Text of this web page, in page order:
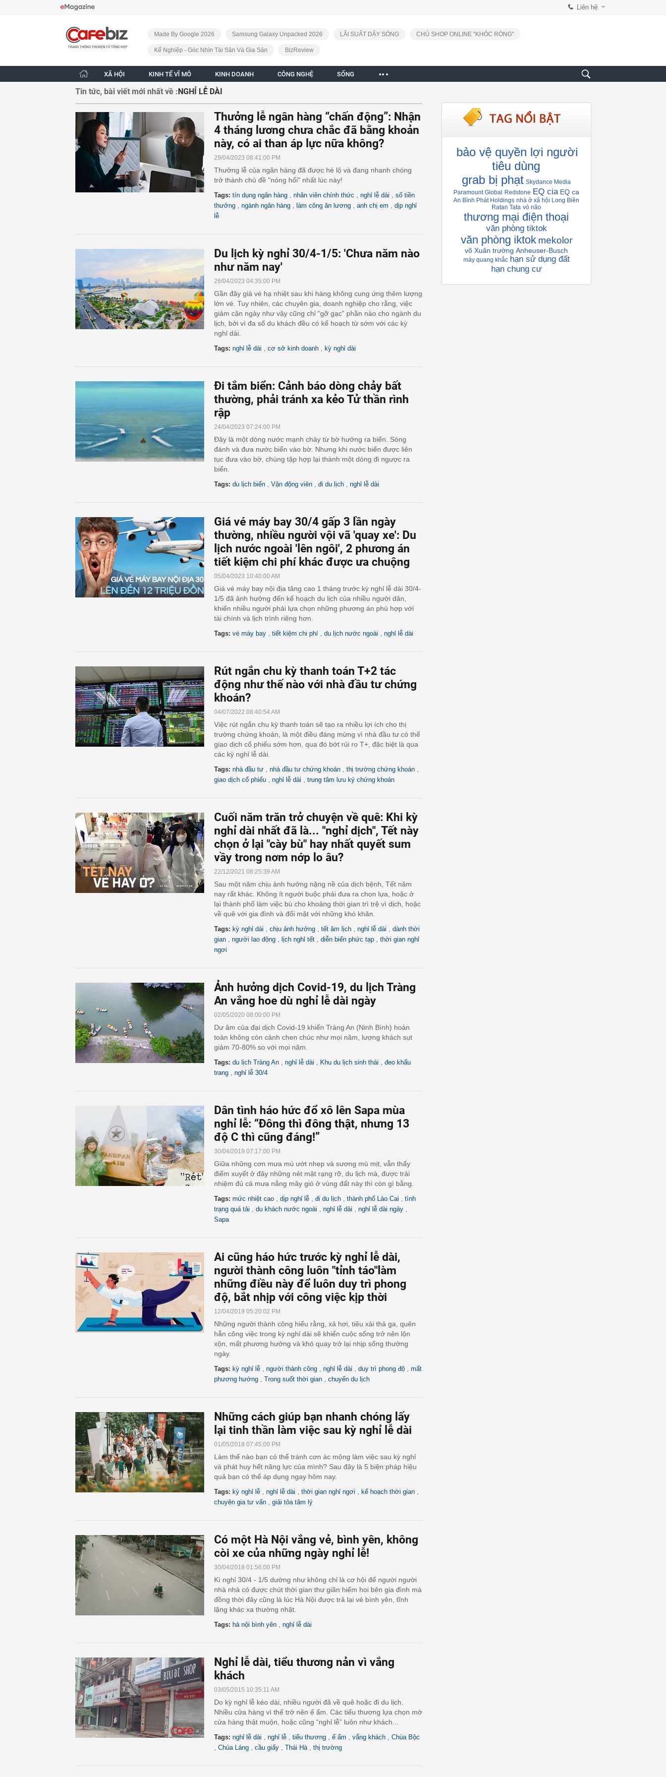
Liên hệ
CafeBiz - Trang chủ
Made By Google 2026
Samsung Galaxy Unpacked 2026 LÃI SUẤT DẬY SÓNG CHỦ SHOP ONLINE "KHÓC RÒNG"
Kế Nghiệp - Góc Nhìn Tài Sản Và Gia Sản BizReview
XÃ HỘI KINH TẾ VĨ MÔ KINH DOANH CÔNG NGHỆ SỐNG
Tin tức, bài viết mới nhất về :NGHỈ LỄ DÀI
Thưởng lễ ngân hàng “chấn động”: Nhận
4 tháng lương chưa chắc đã bằng khoản
này, có ai than áp lực nữa không?
29/04/2023 08:41:00 PM
Thưởng lễ của ngân hàng đã được hé lộ và đang nhanh chóng
trở thành chủ đề "nóng hổi" nhất lúc này!
Tags: tín dụng ngân hàng nhân viên chính thức nghỉ lễ dài
số tiền
thưởng
ngành ngân hàng làm công ăn lương anh chị em
dịp nghỉ
lễ
Du lịch kỳ nghỉ 30/4-1/5: 'Chưa năm nào
như năm nay'
26/04/2023 04:35:00 PM
Gần đây giá vé hạ nhiệt sau khi hàng không cung ứng thêm lượng
lớn vé. Tuy nhiên, các chuyên gia, doanh nghiệp cho rằng, việc
giảm cận ngày như vậy cũng chỉ “gỡ gạc” phần nào cho ngành du
lịch, bởi vì đa số du khách đều có kế hoạch từ sớm với các kỳ
nghỉ dài.
Tags: nghỉ lễ dài cơ sở kinh doanh kỳ nghỉ dài
Đi tắm biển: Cảnh báo dòng chảy bất
thường, phải tránh xa kẻo Tử thần rình
rập
24/04/2023 07:24:00 PM
Đây là một dòng nước mạnh chảy từ bờ hướng ra biển. Sóng
đánh và đưa nước biển vào bờ. Nhưng khi nước biển được liên
tục đưa vào bờ, chúng tập hợp lại thành một dòng đi ngược ra
biển.
Tags: du lịch biển Vận động viên đi du lịch nghỉ lễ dài
Giá vé máy bay 30/4 gấp 3 lần ngày
thường, nhiều người vội vã 'quay xe': Du
lịch nước ngoài 'lên ngôi', 2 phương án
tiết kiệm chi phí khác được ưa chuộng
05/04/2023 10:40:00 AM
Giá vé máy bay nội địa tăng cao 1 tháng trước kỳ nghỉ lễ dài 30/4-
1/5 đã ảnh hưởng đến kế hoạch du lịch của nhiều người dân,
khiến nhiều người phải lựa chọn những phương án phù hợp với
tài chính và lịch trình riêng hơn.
Tags: vé máy bay tiết kiệm chi phí du lịch nước ngoài nghỉ lễ dài
Rút ngắn chu kỳ thanh toán T+2 tác
động như thế nào với nhà đầu tư chứng
khoán?
04/07/2022 08:40:54 AM
Việc rút ngắn chu kỳ thanh toán sẽ tạo ra nhiều lợi ích cho thị
trường chứng khoán, là một điều đáng mừng vì nhà đầu tư có thể
giao dịch cổ phiếu sớm hơn, qua đó bớt rủi ro T+, đặc biệt là qua
các kỳ nghỉ lễ dài.
Tags: nhà đầu tư nhà đầu tư chứng khoán thị trường chứng khoán
giao dịch cổ phiếu nghỉ lễ dài trung tâm lưu ký chứng khoán
Cuối năm trăn trở chuyện về quê: Khi kỳ
nghỉ dài nhất đã là... "nghỉ dịch", Tết này
chọn ở lại "cày bù" hay nhất quyết sum
vầy trong nơm nớp lo âu?
22/12/2021 08:25:39 AM
Sau một năm chịu ảnh hưởng nặng nề của dịch bệnh, Tết năm
nay rất khác. Không ít người buộc phải đưa ra chọn lựa, hoặc ở
lại thành phố làm việc bù cho khoảng thời gian trì trệ vì dịch, hoặc
về quê với gia đình và đối mặt với những khó khăn.
Tags: kỳ nghỉ dài chịu ảnh hưởng tết âm lịch nghỉ lễ dài
dành thời
gian
người lao động lịch nghỉ tết diễn biến phức tạp
thời gian nghỉ
ngơi
Ảnh hưởng dịch Covid-19, du lịch Tràng
An vắng hoe dù nghỉ lễ dài ngày
02/05/2020 08:00:00 PM
Dư âm của đại dịch Covid-19 khiến Tràng An (Ninh Bình) hoàn
toàn không còn cảnh chen chúc như mọi năm, lượng khách sụt
giảm 70-80% so với mọi năm.
Tags: du lịch Tràng An nghỉ lễ dài Khu du lịch sinh thái
đeo khẩu
trang
nghỉ lễ 30/4
Dân tình háo hức đổ xô lên Sapa mùa
nghỉ lễ: “Đông thì đông thật, nhưng 13
độ C thì cũng đáng!”
30/04/2019 07:17:00 PM
Giữa những cơn mưa mù ướt nhẹp và sương mù mịt, vẫn thấy
điểm xuyết ở đây những nét mặt rạng rỡ, du lịch mà, được trải
nhiệm đủ cả mưa nắng mây gió ở vùng đất này thì còn gì bằng.
Tags: mức nhiệt cao dịp nghỉ lễ đi du lịch thành phố Lào Cai
tình
trạng quá tải
du khách nước ngoài nghỉ lễ dài nghỉ lễ dài ngày
Sapa
Ai cũng háo hức trước kỳ nghỉ lễ dài,
người thành công luôn "tỉnh táo"làm
những điều này để luôn duy trì phong
độ, bắt nhịp với công việc kịp thời
12/04/2019 05:20:02 PM
Những người thành công hiểu rằng, xả hơi, tiêu xài thả ga, quên
hẳn công việc trong kỳ nghỉ dài sẽ khiến cuộc sống trở nên lộn
xộn, mất phương hướng và khó quay trở lại nhịp sống thường
ngày.
Tags: kỳ nghỉ lễ người thành công nghỉ lễ dài duy trì phong độ
mất
phương hướng
Trong suốt thời gian chuyến du lịch
Những cách giúp bạn nhanh chóng lấy
lại tinh thần làm việc sau kỳ nghỉ lễ dài
01/05/2018 07:45:00 PM
Làm thế nào bạn có thể tránh cơn ác mộng làm việc sau kỳ nghỉ
và phát huy hết năng lực của mình? Sau đây là 5 biện pháp hiệu
quả bạn có thể áp dụng ngay hôm nay.
Tags: kỳ nghỉ lễ nghỉ lễ dài thời gian nghỉ ngơi kế hoạch thời gian
chuyên gia tư vấn giải tỏa tâm lý
Có một Hà Nội vắng vẻ, bình yên, không
còi xe của những ngày nghỉ lễ!
30/04/2018 01:56:00 PM
Kì nghỉ 30/4 - 1/5 dường như không chỉ là cơ hội để người người
nhà nhà có được chút thời gian thư giãn hiếm hoi bên gia đình mà
đồng thời đây cũng là lúc Hà Nội được trả lại vẻ bình yên, tĩnh
lặng khác xa thường nhật.
Tags: hà nội bình yên nghỉ lễ dài
Nghỉ lễ dài, tiểu thương nản vì vắng
khách
03/05/2015 10:35:11 AM
Do kỳ nghỉ lễ kéo dài, nhiều người đã về quê hoặc đi du lịch.
Nhiều cửa hàng vì thế trở nên ế ẩm. Các tiểu thương lựa chọn mở
cửa hàng thật muộn, hoặc cũng “nghỉ lễ” luôn như khách...
Tags: nghỉ lễ dài nghỉ lễ tiểu thương ế ẩm vắng khách Chùa Bộc
Chùa Láng cầu giấy Thái Hà thị trường
bảo vệ quyền lợi người
tiêu dùng
grab bị phạt Skydance Media
Paramount Global
Redstone EQ cia EQ ca
An Bình Phát Holdings nhà ở xã hội Long Biên
Ratan Tata vỏ não
thương mại điện thoại
văn phòng tiktok
văn phòng iktok mekolor
võ Xuân trường Anheuser-Busch
máy quang khắc hạn sử dụng đất
hạn chung cư